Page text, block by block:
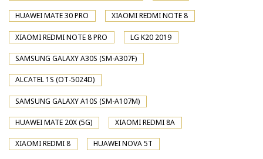
HUAWEI MATE 30 PRO XIAOMI REDMI NOTE 8
XIAOMI REDMI NOTE 8 PRO LG K20 2019
SAMSUNG GALAXY A30S (SM-A307F)
ALCATEL 1S (OT-5024D)
SAMSUNG GALAXY A10S (SM-A107M)
HUAWEI MATE 20X (5G) XIAOMI REDMI 8A
XIAOMI REDMI 8 HUAWEI NOVA 5T